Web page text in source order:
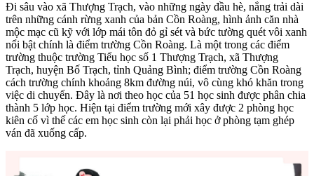
Đi sâu vào xã Thượng Trạch, vào những ngày đầu hè, nắng trải dài
trên những cánh rừng xanh của bản Cồn Roàng, hình ảnh căn nhà
mộc mạc cũ kỹ với lớp mái tôn đỏ gỉ sét và bức tường quét vôi xanh
nổi bật chính là điểm trường Cồn Roàng. Là một trong các điểm
trường thuộc trường Tiểu học số 1 Thượng Trạch, xã Thượng
Trạch, huyện Bố Trạch, tỉnh Quảng Bình; điểm trường Cồn Roàng
cách trường chính khoảng 8km đường núi, vô cùng khó khăn trong
việc di chuyển. Đây là nơi theo học của 51 học sinh được phân chia
thành 5 lớp học. Hiện tại điểm trường mới xây được 2 phòng học
kiên cố vì thế các em học sinh còn lại phải học ở phòng tạm ghép
ván đã xuống cấp.